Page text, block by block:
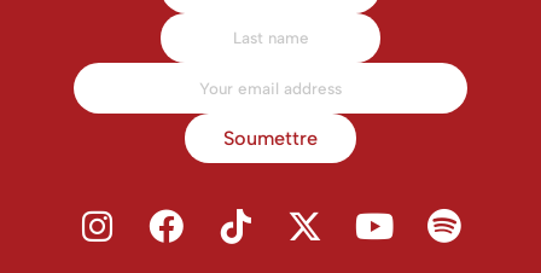
Soumettre